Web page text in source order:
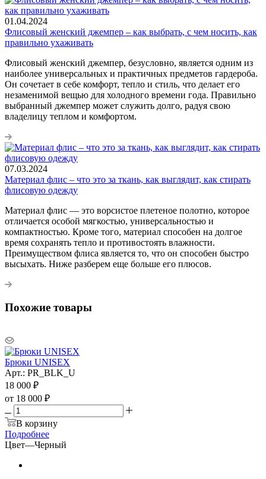
01.04.2024
Флисовый женский джемпер – как выбрать, с чем носить, как
правильно ухаживать
Флисовый женский джемпер, безусловно, является одним из
наиболее универсальных и практичных предметов гардероба.
Он сочетает в себе комфорт, тепло и стиль, что делает его
незаменимой вещью для холодного времени года. Правильно
выбранный джемпер может служить долго, радуя свою
владелицу теплом и комфортом.
07.03.2024
Материал флис – что это за ткань, как выглядит, как стирать
флисовую одежду
Материал флис — это ворсистое плетеное полотно, которое
отличается особой мягкостью, универсальностью и
компактностью. Кроме того, материал способен на долгое
время сохранять тепло и противостоять влажности.
Преимуществом флиса является то, что он способен быстро
высыхать. Ниже разберем еще больше его плюсов.
Похожие товары
Брюки UNISEX
Арт.: PR_BLK_U
18 000 ₽
от 18 000 ₽
В корзину
Подробнее
Цвет—Черный